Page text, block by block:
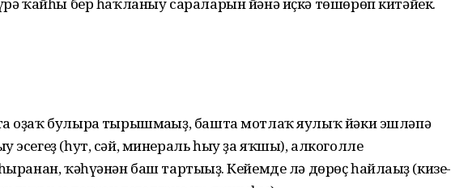
оҙаҡ бу­лырға тырыш­мағыҙ, башта мотлаҡ яу­лыҡ йәки эшләпә
(һут, сәй, минераль һыу ҙа яҡшы), алкоголле
ҡәһүә­нән баш тартығыҙ. Кейемде лә дөрөҫ һайлағыҙ (кизе-